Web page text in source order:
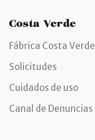
Costa Verde
Fábrica Costa Verde
Solicitudes
Cuidados de uso
Canal de Denuncias